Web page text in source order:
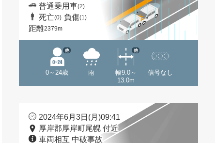
普通乗用車(2)
死亡(0) 負傷(1)
距離2379m
0～24歳
他
雨
幅9.0～
13.0m
他
信号なし
2024年6月3日(月)09:41
厚岸郡厚岸町尾幌 付近
車両相互 中破事故